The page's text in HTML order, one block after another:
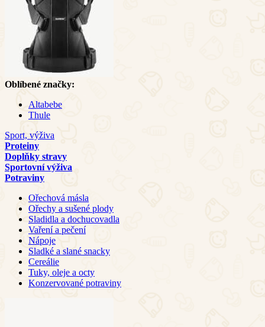
Oblíbené značky:
Altabebe
Thule
Sport, výživa
Proteiny
Doplňky stravy
Sportovní výživa
Potraviny
Ořechová másla
Ořechy a sušené plody
Sladidla a dochucovadla
Vaření a pečení
Nápoje
Sladké a slané snacky
Cereálie
Tuky, oleje a octy
Konzervované potraviny